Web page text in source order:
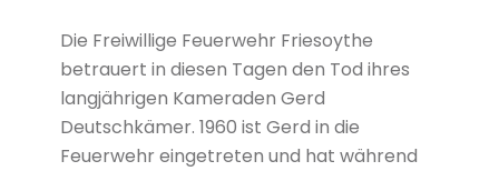
Die Freiwillige Feuerwehr Friesoythe
betrauert in diesen Tagen den Tod ihres
langjährigen Kameraden Gerd
Deutschkämer. 1960 ist Gerd in die
Feuerwehr eingetreten und hat während